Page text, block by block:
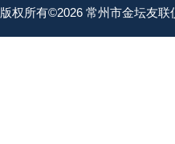
版权所有©2026 常州市金坛友